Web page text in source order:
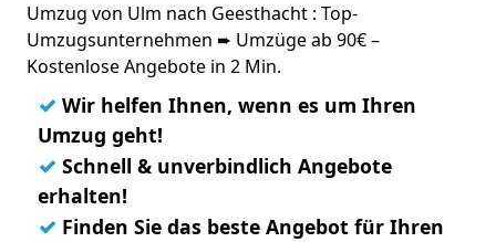
Umzug von Ulm nach Geesthacht : Top-
Umzugsunternehmen ➨ Umzüge ab 90€ –
Kostenlose Angebote in 2 Min.
✓ Wir helfen Ihnen, wenn es um Ihren
Umzug geht!
✓ Schnell & unverbindlich Angebote
erhalten!
✓ Finden Sie das beste Angebot für Ihren